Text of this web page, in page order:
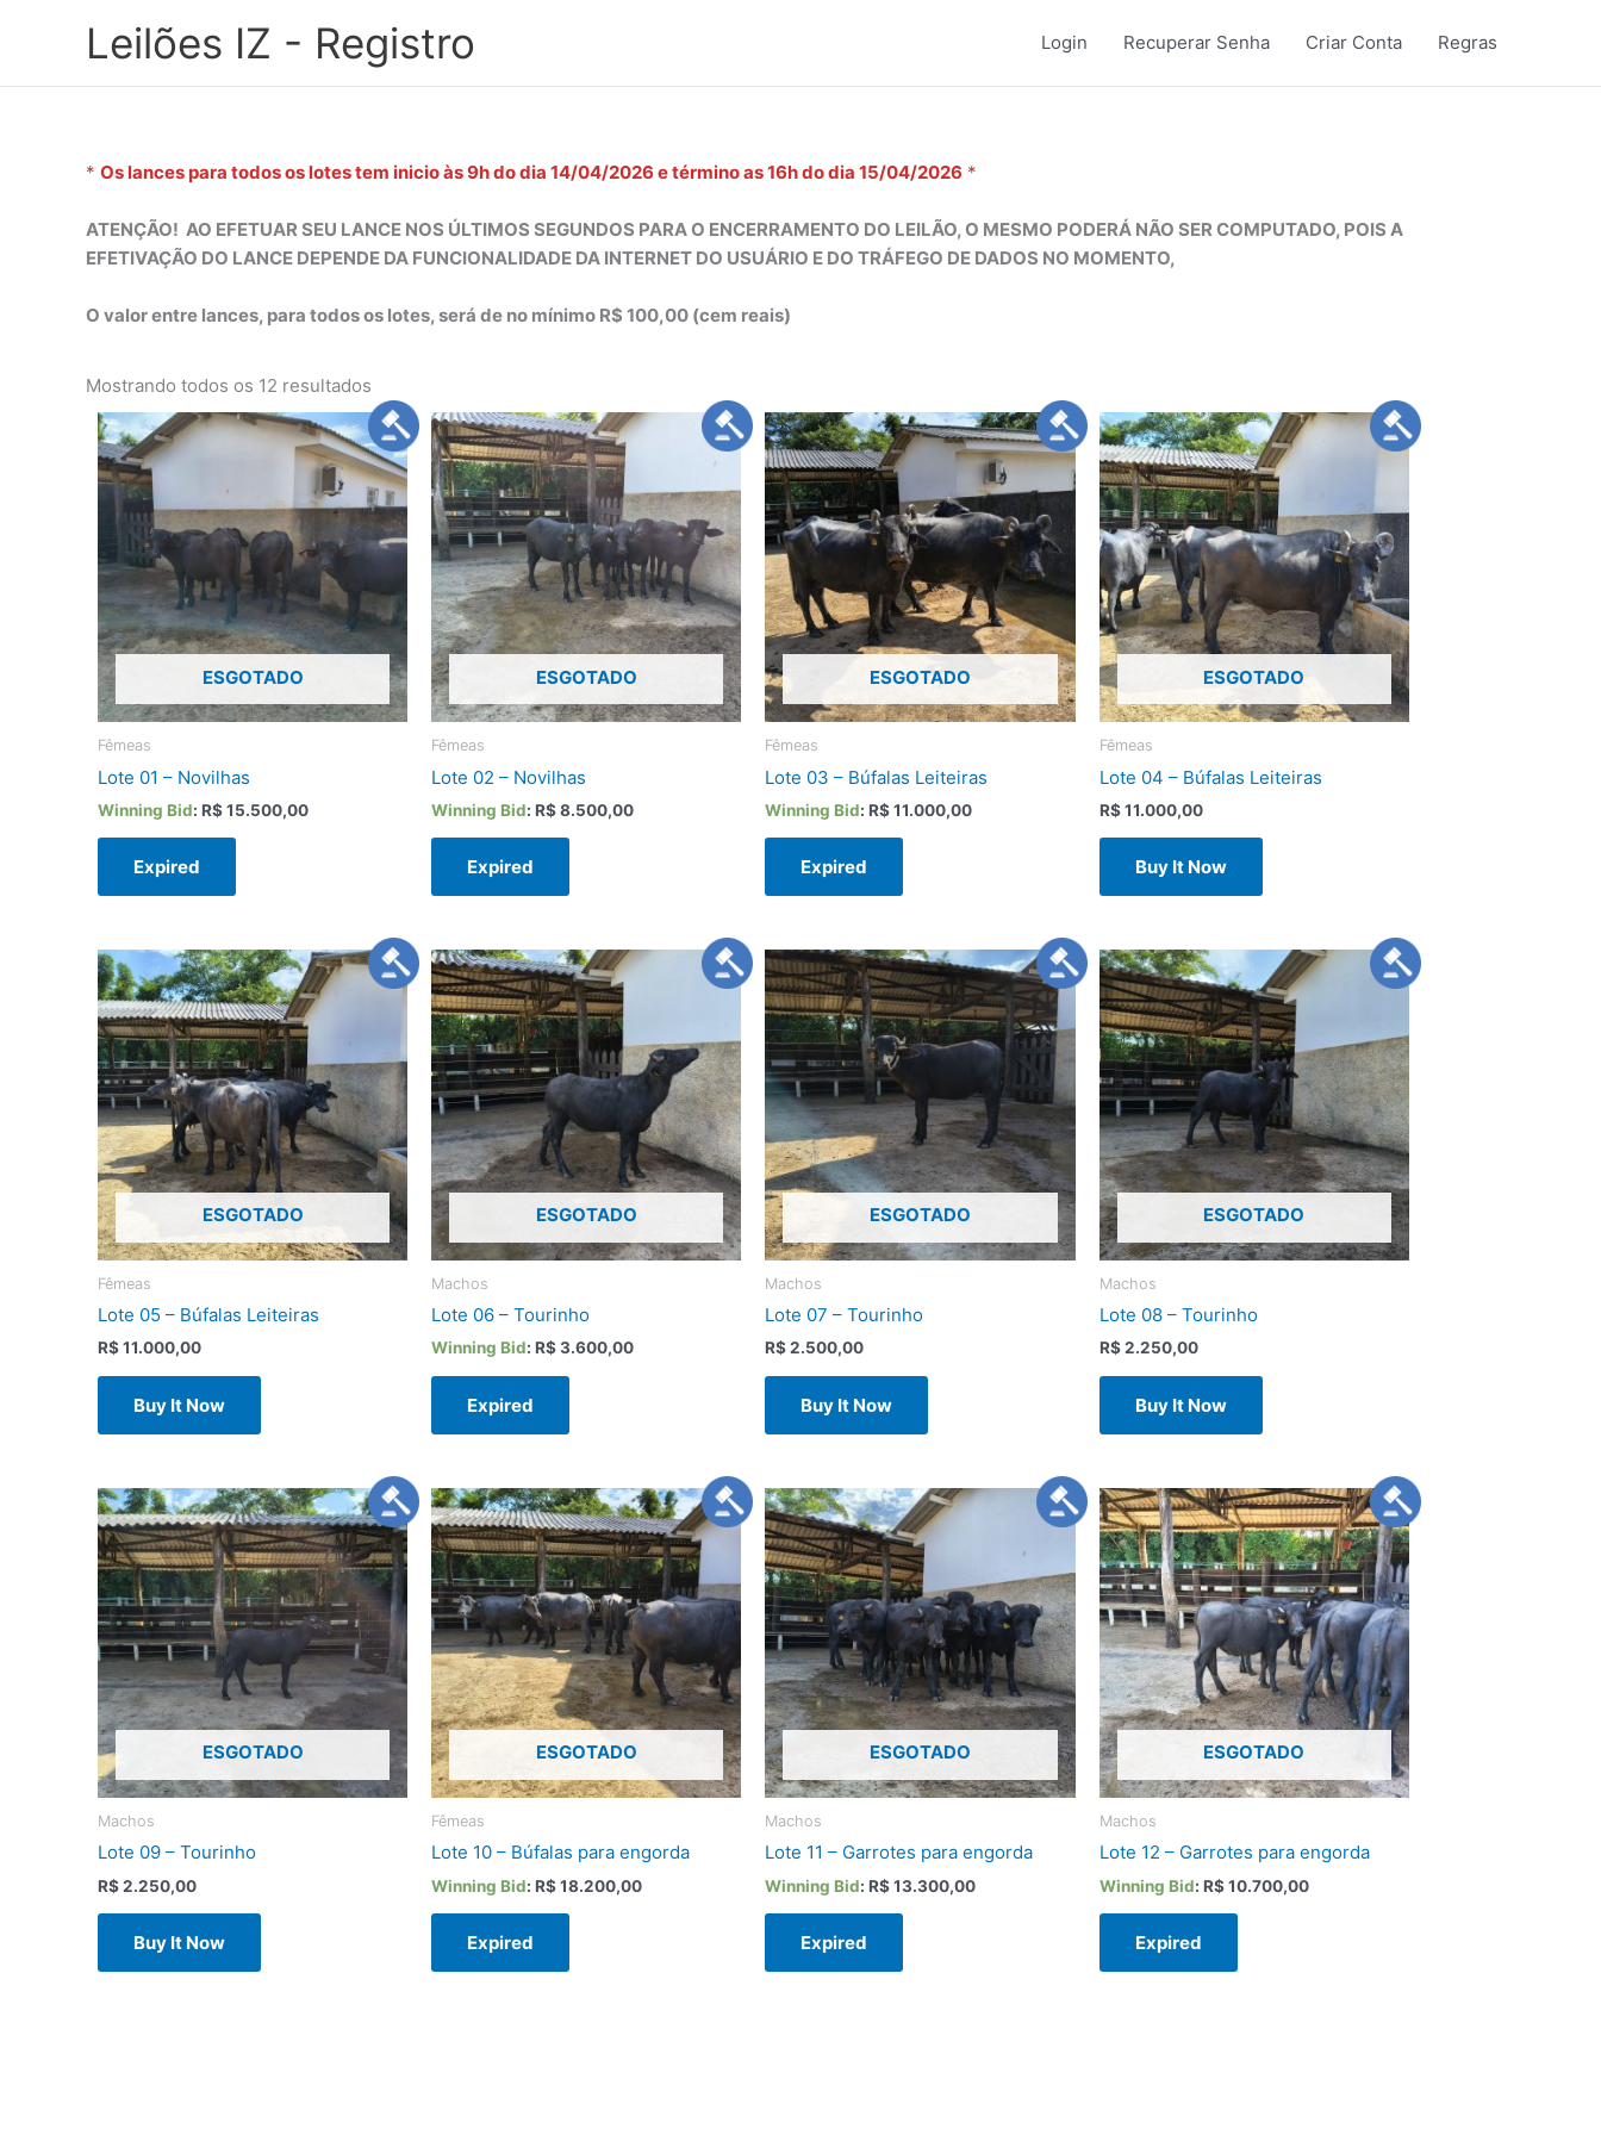
Leilões IZ - Registro Login Recuperar Senha Criar Conta Regras
* Os lances para todos os lotes tem inicio às9h do dia 14/04/2026 e término as 16h do dia 15/04/2026 *
ATENÇÃO! AO EFETUAR SEU LANCE NOS ÚLTIMOS SEGUNDOS PARA O ENCERRAMENTO DO LEILÃO, O MESMO PODERÁ NÃO SER COMPUTADO, POIS A
EFETIVAÇÃO DO LANCE DEPENDE DA FUNCIONALIDADE DA INTERNET DO USUÁRIO E DO TRÁFEGO DE DADOS NO MOMENTO,
O valor entre lances, para todos os lotes, será de no mínimo R$ 100,00 (cem reais)
Mostrando todos os 12 resultados
ESGOTADO
Fêmeas
Lote 01 – Novilhas
Winning Bid: R$15.500,00
Expired
ESGOTADO
Fêmeas
Lote 02 – Novilhas
Winning Bid:R$8.500,00
Expired
ESGOTADO
Fêmeas
Lote 03 – Búfalas Leiteiras
Winning Bid:R$11.000,00
Expired
ESGOTADO
Fêmeas
Lote 04 – Búfalas Leiteiras
R$11.000,00
Buy It Now
ESGOTADO
Fêmeas
Lote 05 – Búfalas Leiteiras
R$11.000,00
Buy It Now
ESGOTADO
Machos
Lote 06 – Tourinho
Winning Bid:R$3.600,00
Expired
ESGOTADO
Machos
Lote 07 – Tourinho
R$2.500,00
Buy It Now
ESGOTADO
Machos
Lote 08 – Tourinho
R$2.250,00
Buy It Now
ESGOTADO
Machos
Lote 09 – Tourinho
R$2.250,00
Buy It Now
ESGOTADO
Fêmeas
Lote 10 – Búfalas para engorda
Winning Bid:R$18.200,00
Expired
ESGOTADO
Machos
Lote 11 – Garrotes para engorda
Winning Bid:R$13.300,00
Expired
ESGOTADO
Machos
Lote 12 – Garrotes para engorda
Winning Bid: R$10.700,00
Expired